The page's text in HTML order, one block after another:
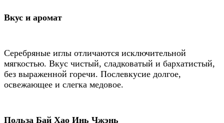
Вкус и аромат
Серебряные иглы отличаются исключительной
мягкостью. Вкус чистый, сладковатый и бархатистый,
без выраженной горечи. Послевкусие долгое,
освежающее и слегка медовое.
Польза Бай Хао Инь Чжэнь